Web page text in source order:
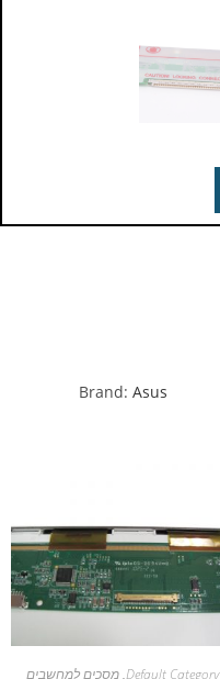
Brand: Asus
Default Category
,מסכים למחשבים